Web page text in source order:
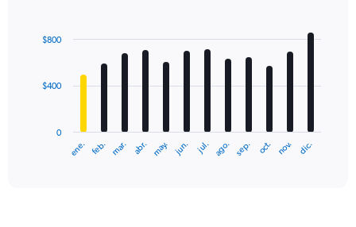
with
The
ene. feb. mar. abr. may. jun. jul. ago. sep. oct. nov. dic.
0
$400
$800